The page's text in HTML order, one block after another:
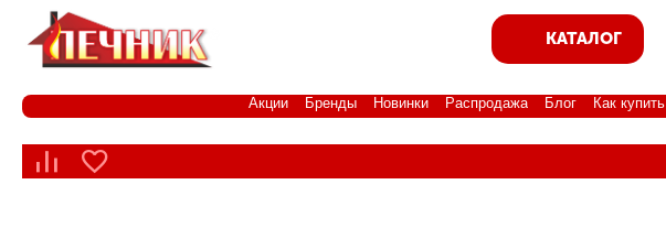
КАТАЛОГ
Акции Бренды Новинки Распродажа Блог Как купить